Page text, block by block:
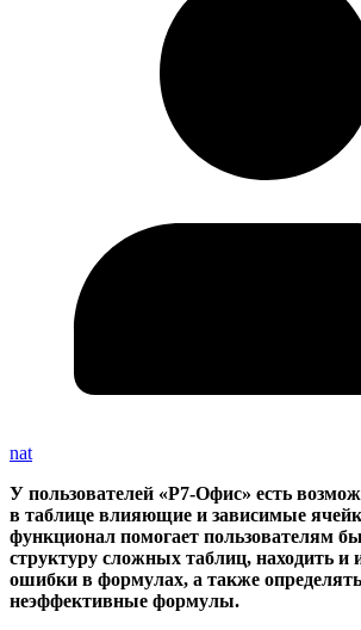
nat
У пользователей «Р7-Офис» есть
в таблице влияющие и зависимые
функционал помогает пользователям
структуру сложных таблиц, находить и
ошибки в формулах, а также
неэффективные формулы.